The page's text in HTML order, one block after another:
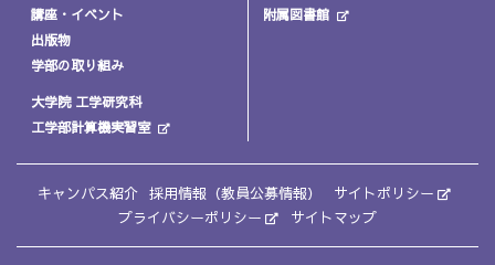
講座・イベント
出版物
学部の取り組み
大学院 工学研究科
工学部計算機実習室
附属図書館
キャンパス紹介 採用情報（教員公募情報）
サイトポリシー
プライバシーポリシー
サイトマップ